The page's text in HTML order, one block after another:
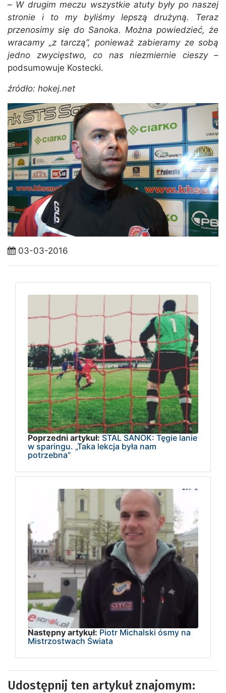
– W drugim meczu wszystkie atuty były po naszej
stronie i to my byliśmy lepszą drużyną. Teraz
przenosimy się do Sanoka. Można powiedzieć, że
wracamy „z tarczą”, ponieważ zabieramy ze sobą
jedno zwycięstwo, co nas niezmiernie cieszy–
podsumowuje Kostecki.
źródło: hokej.net
03-03-2016
Poprzedni artykuł: STAL SANOK: Tęgie lanie
w sparingu. „Taka lekcja była nam
potrzebna”
Następny artykuł: Piotr Michalski ósmy na
Mistrzostwach Świata
Udostępnij ten artykuł znajomym: